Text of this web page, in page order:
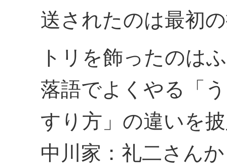
送されたのは最初
トリを飾ったのは
落語でよくやる「
すり方」の違いを
中川家：礼二さん